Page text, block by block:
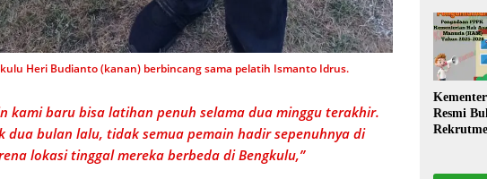
Heri Budianto (kanan) berbincang sama pelatih Ismanto Idrus.
kami baru bisa latihan penuh selama dua minggu terakhir.
dua bulan lalu, tidak semua pemain hadir sepenuhnya di
lokasi tinggal mereka berbeda di Bengkulu,”
Lancar
Warga
Resmi